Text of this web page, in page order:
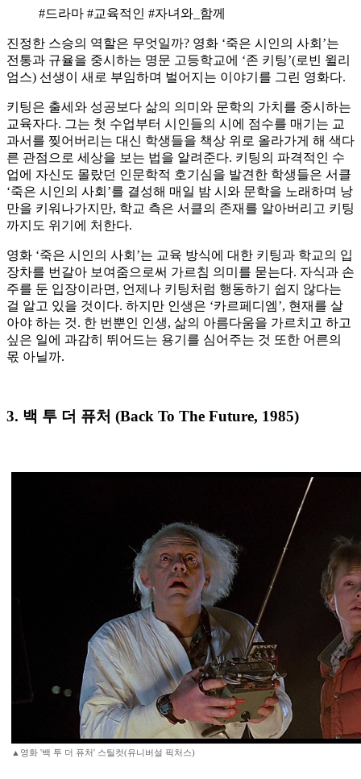
#드라마 #교육적인 #자녀와_함께
진정한 스승의 역할은 무엇일까? 영화 ‘죽은 시인의 사회’는
전통과 규율을 중시하는 명문 고등학교에 ‘존 키팅’(로빈 윌리
엄스) 선생이 새로 부임하며 벌어지는 이야기를 그린 영화다.
키팅은 출세와 성공보다 삶의 의미와 문학의 가치를 중시하는
교육자다. 그는 첫 수업부터 시인들의 시에 점수를 매기는 교
과서를 찢어버리는 대신 학생들을 책상 위로 올라가게 해 색다
른 관점으로 세상을 보는 법을 알려준다. 키팅의 파격적인 수
업에 자신도 몰랐던 인문학적 호기심을 발견한 학생들은 서클
‘죽은 시인의 사회’를 결성해 매일 밤 시와 문학을 노래하며 낭
만을 키워나가지만, 학교 측은 서클의 존재를 알아버리고 키팅
까지도 위기에 처한다.
영화 ‘죽은 시인의 사회’는 교육 방식에 대한 키팅과 학교의 입
장차를 번갈아 보여줌으로써 가르침 의미를 묻는다. 자식과 손
주를 둔 입장이라면, 언제나 키팅처럼 행동하기 쉽지 않다는
걸 알고 있을 것이다. 하지만 인생은 ‘카르페디엠’, 현재를 살
아야 하는 것. 한 번뿐인 인생, 삶의 아름다움을 가르치고 하고
싶은 일에 과감히 뛰어드는 용기를 심어주는 것 또한 어른의
몫 아닐까.
3. 백 투 더 퓨처 (Back To The Future, 1985)
▲영화 '백 투 더 퓨처' 스틸컷(유니버설 픽처스)